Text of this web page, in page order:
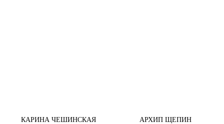
КАРИНА ЧЕШИНСКАЯ
АРХИП ЩЕПИН